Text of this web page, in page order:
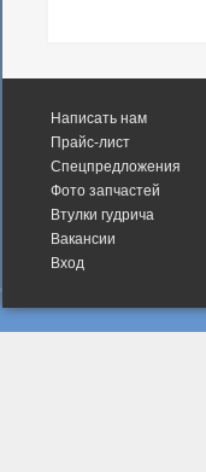
Написать нам
Прайс-лист
Спецпредложения
Фото запчастей
Втулки гудрича
Вакансии
Вход